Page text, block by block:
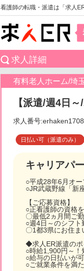
看護師の転職・派遣は「求人
求人詳細
有料老人ホーム/埼
【派遣/週4日
求人番号
日払い可（派遣のみ）
キャリアパ
○平成28年6月オー
○JR武蔵野線「新
【ご応募資格】
○正看護師の資格
〇最低2ヵ月間ご
○週4日～のシフト
〇1都3県にお住ま
◆求人ER派遣の
○時給1,900円～！
○給与の日払いが
○ご就業条件を満